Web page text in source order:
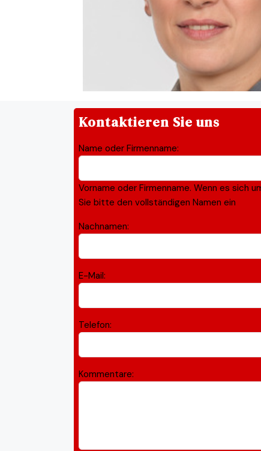
Kontaktieren Sie uns
Name oder Firmenname:
Vorname oder Firmenname. Wenn es sich
Sie bitte den vollständigen Namen ein
Nachnamen:
E-Mail:
Telefon:
Kommentare: